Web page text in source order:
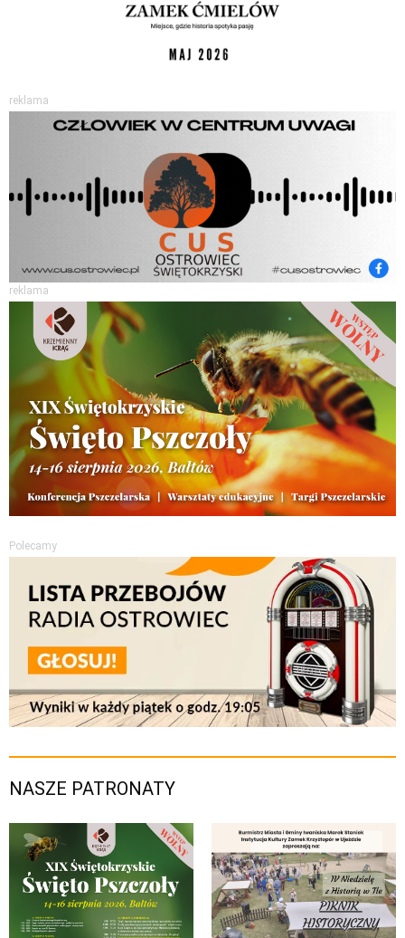
reklama
reklama
Polecamy
NASZE PATRONATY